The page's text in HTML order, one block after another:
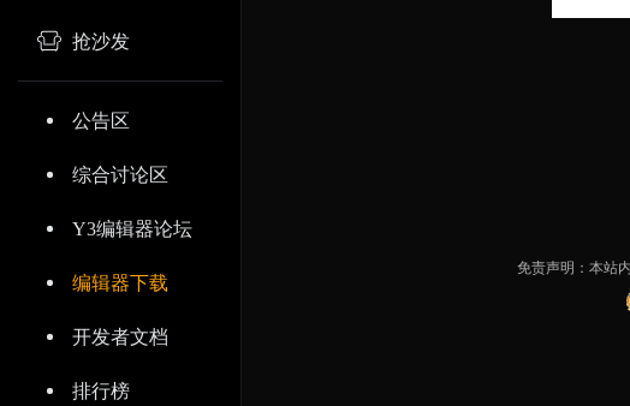
抢沙发
公告区
综合讨论区
Y3编辑器论坛
编辑器下载
开发者文档
排行榜
免责声明：本站